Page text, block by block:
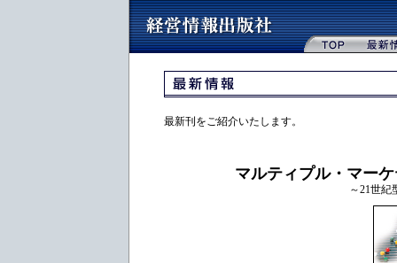
最新刊をご紹介いたします。
マルティプル・マー
～21世紀